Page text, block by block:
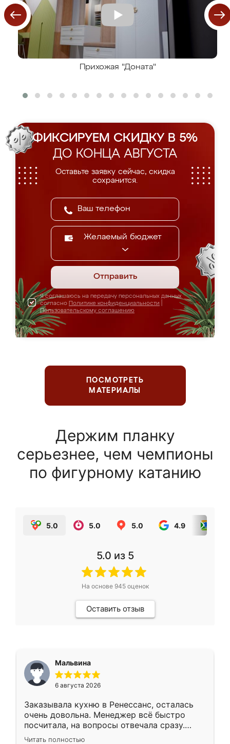
Прихожая "Доната"
ФИКСИРУЕМ СКИДКУ В 5%
ДО КОНЦА АВГУСТА
Оставьте заявку сейчас, скидка
сохранится.
Желаемый бюджет
Отправить
Я соглашаюсь на передачу персональных данных
согласно Политике конфиденциальности
Пользовательскому соглашению
ПОСМОТРЕТЬ
МАТЕРИАЛЫ
Держим планку
серьезнее, чем чемпионы
по фигурному катанию
5.0 5.0 5.0 4.9
5.0 из 5
На основе 945оценок
Оставить отзыв
Мальвина
6 августа 2026
Заказывала кухню в Ренессанс, осталась
очень довольна. Менеджер всё быстро
посчитала, на вопросы отвечала сразу.
Замерщик приехал в субботу, подошёл к
Читать полностью